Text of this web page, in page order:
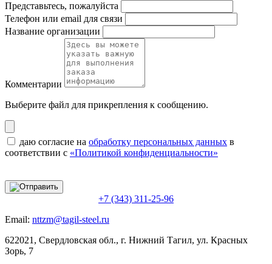
Представьтесь, пожалуйста
Телефон или email для связи
Название организации
Комментарии
Выберите файл для прикрепления к сообщению.
даю согласие на обработку персональных данных в
соответствии с «Политикой конфиденциальности»
+7 (343) 311-25-96
Email: nttzm@tagil-steel.ru
622021, Свердловская обл., г. Нижний Тагил, ул. Красных
Зорь, 7